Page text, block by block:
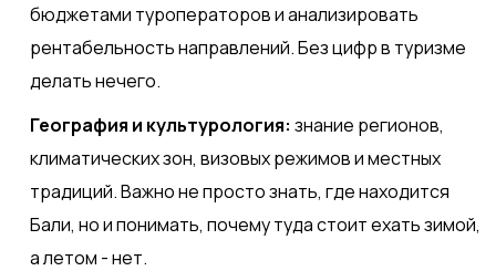
бюджетами туроператоров и анализировать
рентабельность направлений. Без цифр в туризме
делать нечего.
География и культурология: знание регионов,
климатических зон, визовых режимов и местных
традиций. Важно не просто знать, где находится
Бали, но и понимать, почему туда стоит ехать зимой,
а летом - нет.